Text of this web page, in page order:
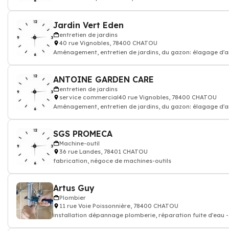
Jardin Vert Eden
entretien de jardins
40 rue Vignobles, 78400 CHATOU
Aménagement, entretien de jardins, du gazon: élagage
ANTOINE GARDEN CARE
entretien de jardins
service commercial40 rue Vignobles, 78400 CHATOU
Aménagement, entretien de jardins, du gazon: élagage
SGS PROMECA
Machine-outil
36 rue Landes, 78401 CHATOU
fabrication, négoce de machines-outils
Artus Guy
Plombier
11 rue Voie Poissonnière, 78400 CHATOU
installation dépannage plomberie, réparation fuite d'eau -